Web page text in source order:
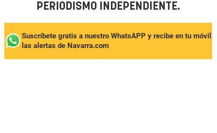
PERIODISMO INDEPENDIENTE.
Suscríbete gratis a nuestro WhatsAPP y recibe en tu móvil
las alertas de Navarra.com